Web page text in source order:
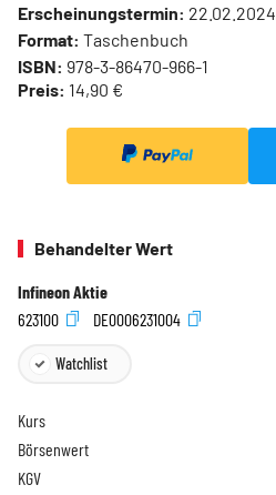
Erscheinungstermin: 22.02.2024
Format: Taschenbuch
ISBN: 978-3-86470-966-1
Preis: 14,90 €
Behandelter Wert
Infineon Aktie
623100
DE0006231004
Watchlist
Kurs
Börsenwert
KGV